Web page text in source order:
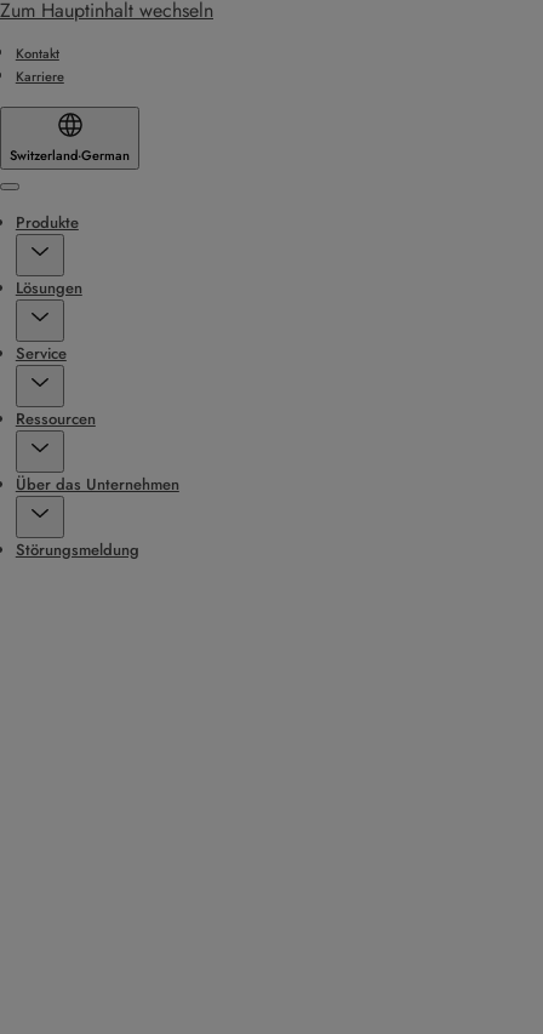
Zum Hauptinhalt wechseln
Kontakt
Karriere
Switzerland·German
Menu
Produkte
Lösungen
Service
Ressourcen
Über das Unternehmen
Störungsmeldung